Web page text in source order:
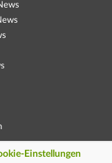
Einstellungen